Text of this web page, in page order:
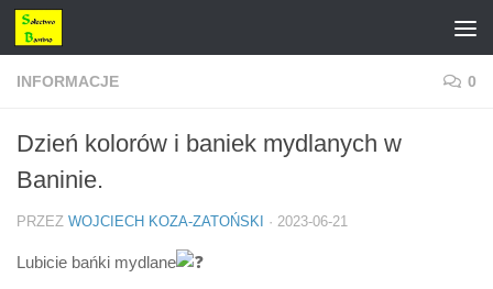
Przejdź do treści
INFORMACJE 0
Dzień kolorów i baniek mydlanych w
Baninie.
PRZEZ WOJCIECH KOZA-ZATOŃSKI · 2023-06-21
Lubicie bańki mydlane